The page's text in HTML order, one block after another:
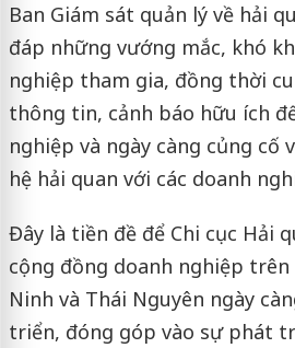
Ban Giám sát quản lý về hải
đáp những vướng mắc, khó
nghiệp tham gia, đồng thời
thông tin, cảnh báo hữu ích
nghiệp và ngày càng củng cố
hệ hải quan với các doanh
Đây là tiền đề để Chi cục Hải
cộng đồng doanh nghiệp trên
Ninh và Thái Nguyên ngày
triển, đóng góp vào sự phát